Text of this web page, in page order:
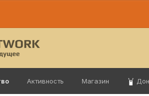
Активность Магазин